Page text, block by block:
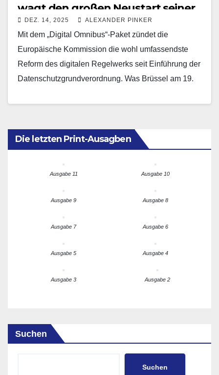
wagt den großen Neustart seiner
Daten- und KI-Regeln
DEZ. 14, 2025 ALEXANDER PINKER
Mit dem „Digital Omnibus“-Paket zündet die
Europäische Kommission die wohl umfassendste
Reform des digitalen Regelwerks seit Einführung der
Datenschutzgrundverordnung. Was Brüssel am 19.
Die letzten Print-Ausagben
Ausgabe 11 Ausgabe 10
Ausgabe 9 Ausgabe 8
Ausgabe 7 Ausgabe 6
Ausgabe 5 Ausgabe 4
Ausgabe 3 Ausgabe 2
Suchen
Suchen